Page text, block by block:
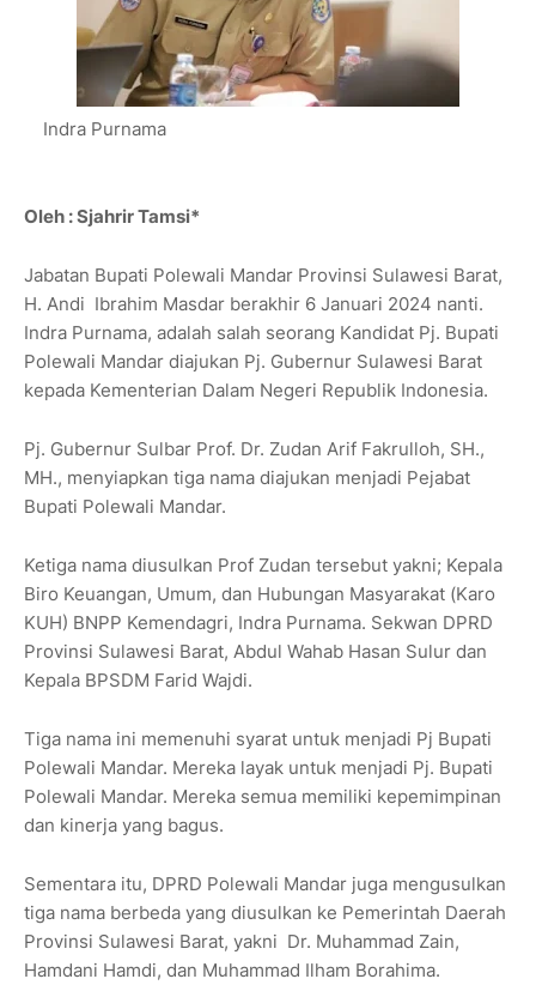
Indra Purnama
Oleh : Sjahrir Tamsi*
Jabatan Bupati Polewali Mandar Provinsi Sulawesi Barat,
H. Andi Ibrahim Masdar berakhir 6 Januari 2024 nanti.
Indra Purnama, adalah salah seorang Kandidat Pj. Bupati
Polewali Mandar diajukan Pj. Gubernur Sulawesi Barat
kepada Kementerian Dalam Negeri Republik Indonesia.
Pj. Gubernur Sulbar Prof. Dr. Zudan Arif Fakrulloh, SH.,
MH., menyiapkan tiga nama diajukan menjadi Pejabat
Bupati Polewali Mandar.
Ketiga nama diusulkan Prof Zudan tersebut yakni; Kepala
Biro Keuangan, Umum, dan Hubungan Masyarakat (Karo
KUH) BNPP Kemendagri, Indra Purnama. Sekwan DPRD
Provinsi Sulawesi Barat, Abdul Wahab Hasan Sulur dan
Kepala BPSDM Farid Wajdi.
Tiga nama ini memenuhi syarat untuk menjadi Pj Bupati
Polewali Mandar. Mereka layak untuk menjadi Pj. Bupati
Polewali Mandar. Mereka semua memiliki kepemimpinan
dan kinerja yang bagus.
Sementara itu, DPRD Polewali Mandar juga mengusulkan
tiga nama berbeda yang diusulkan ke Pemerintah Daerah
Provinsi Sulawesi Barat, yakni Dr. Muhammad Zain,
Hamdani Hamdi, dan Muhammad Ilham Borahima.